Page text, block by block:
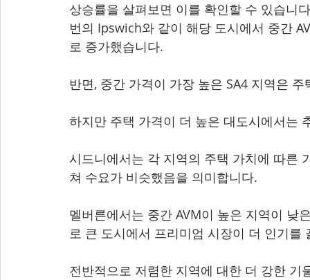
상승률을 살펴보면 이를 확인할 수 있습니
번의 Ipswich와 같이 해당 도시에서 중간
로 증가했습니다.
반면, 중간 가격이 가장 높은 SA4 지역은
하지만 주택 가격이 더 높은 대도시에서는
시드니에서는 각 지역의 주택 가치에 따른
쳐 수요가 비슷했음을 의미합니다.
멜버른에서는 중간 AVM이 높은 지역이 낮
로 큰 도시에서 프리미엄 시장이 더 인기를
전반적으로 저렴한 지역에 대한 더 강한